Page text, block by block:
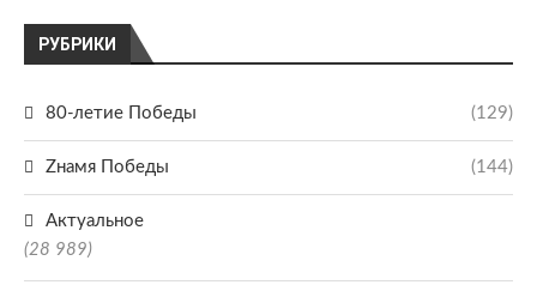
РУБРИКИ
80-летие Победы (129)
Zнамя Победы (144)
Актуальное
(28 989)